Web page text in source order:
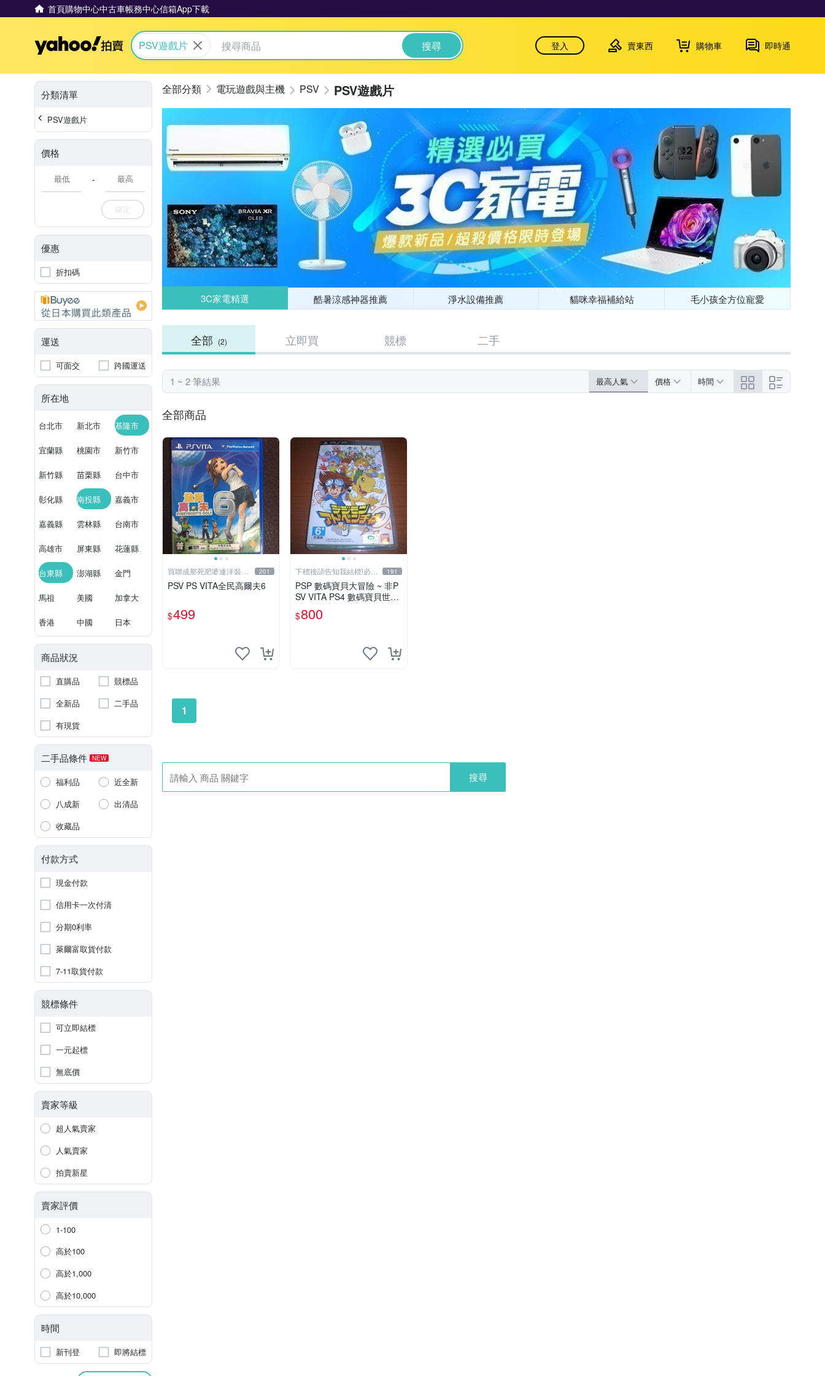
首頁購物中心中古車帳務中心信箱App下載
Yahoo拍賣
PSV遊戲片 搜尋 登入 賣東西 購物車 即時通
分類清單
PSV遊戲片
價格
-
確定
優惠
折扣碼
運送
可面交 跨國運送
所在地
台北市 新北市 基隆市
宜蘭縣 桃園市 新竹市
新竹縣 苗栗縣 台中市
彰化縣 南投縣 嘉義市
嘉義縣 雲林縣 台南市
高雄市 屏東縣 花蓮縣
台東縣 澎湖縣 金門
馬祖 美國 加拿大
香港 中國 日本
商品狀況
直購品
競標品
全新品
二手品
有現貨
二手品條件 NEW
福利品
近全新
八成新
出清品
收藏品
付款方式
現金付款
信用卡一次付清
分期0利率
萊爾富取貨付款
7-11取貨付款
競標條件
可立即結標
一元起標
無底價
賣家等級
超人氣賣家
人氣賣家
拍賣新星
賣家評價
1-100
高於100
高於1,000
高於10,000
時間
新刊登 即將結標
電玩遊戲與主機 PSV PSV遊戲片
3C家電精選 酷暑涼感神器推薦 淨水設備推薦 貓咪幸福補給站 毛小孩全方位寵愛
全部 (2) 立即買 競標 二手
1 ~ 2 筆結果 最高人氣 價格 時間
全部商品
買聯成那死肥婆連洋裝都
要穿XL號
201
PSV PS VITA全民高爾夫6
$499
下標後請告知我結標!必看
關於我
191
PSP 數碼寶貝大冒險 ~ 非P
SV VITA PS4 數碼寶貝世界
Next Order 新秩序 網路偵
探 中文版
$800
1
搜尋